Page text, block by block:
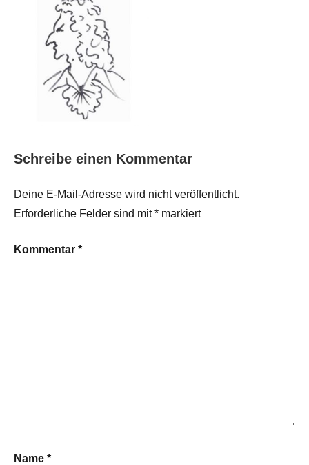
Schreibe einen Kommentar
Deine E-Mail-Adresse wird nicht veröffentlicht.
Erforderliche Felder sind mit* markiert
Kommentar *
Name *